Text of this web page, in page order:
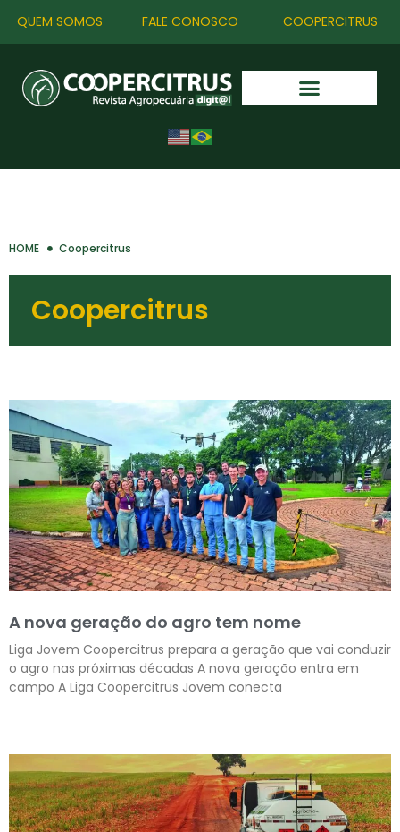
QUEM SOMOS FALE CONOSCO COOPERCITRUS
HOME Coopercitrus
Coopercitrus
A nova geração do agro tem nome
Liga Jovem Coopercitrus prepara a geração que vai conduzir
o agro nas próximas décadas A nova geração entra em
campo A Liga Coopercitrus Jovem conecta